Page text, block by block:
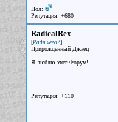
Пол:
Репутация: +680
RadicalRex
[Ради чего?]
Прирожденный Джаец
Я люблю этот Форум!
Репутация: +110